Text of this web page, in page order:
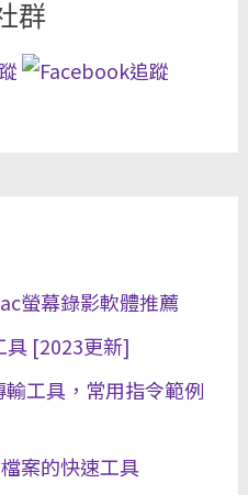
群
螢幕錄影軟體推薦
具 [2023更新]
工具，常用指令範例
案的快速工具